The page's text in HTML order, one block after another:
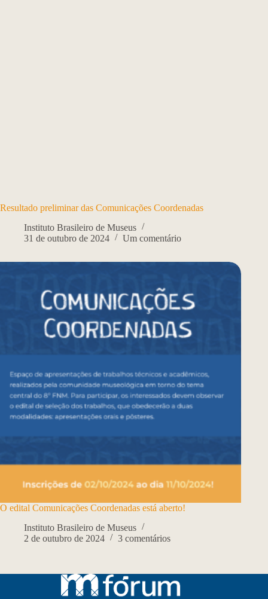
Resultado preliminar das Comunicações Coordenadas
Instituto Brasileiro de Museus
31 de outubro de 2024
Um comentário
O edital Comunicações Coordenadas está aberto!
Instituto Brasileiro de Museus
2 de outubro de 2024
3 comentários